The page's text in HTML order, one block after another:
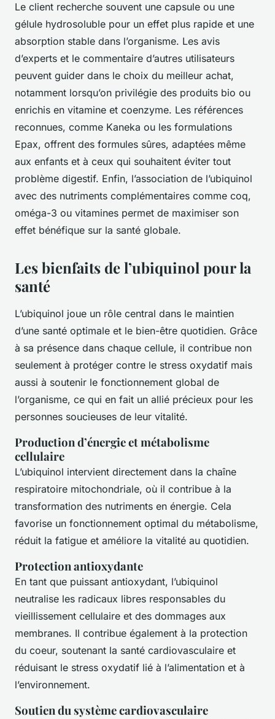
Le client recherche souvent une capsule ou une
gélule hydrosoluble pour un effet plus rapide et une
absorption stable dans l’organisme. Les avis
d’experts et le commentaire d’autres utilisateurs
peuvent guider dans le choix du meilleur achat,
notamment lorsqu’on privilégie des produits bio ou
enrichis en vitamine et coenzyme. Les références
reconnues, comme Kaneka ou les formulations
Epax, offrent des formules sûres, adaptées même
aux enfants et à ceux qui souhaitent éviter tout
problème digestif. Enfin, l’association de l’ubiquinol
avec des nutriments complémentaires comme coq,
oméga-3 ou vitamines permet de maximiser son
effet bénéfique sur la santé globale.
Les bienfaits de l’ubiquinol pour la
santé
L’ubiquinol joue un rôle central dans le maintien
d’une santé optimale et le bien-être quotidien. Grâce
à sa présence dans chaque cellule, il contribue non
seulement à protéger contre le stress oxydatif mais
aussi à soutenir le fonctionnement global de
l’organisme, ce qui en fait un allié précieux pour les
personnes soucieuses de leur vitalité.
Production d’énergie et métabolisme
cellulaire
L’ubiquinol intervient directement dans la chaîne
respiratoire mitochondriale, où il contribue à la
transformation des nutriments en énergie. Cela
favorise un fonctionnement optimal du métabolisme,
réduit la fatigue et améliore la vitalité au quotidien.
Protection antioxydante
En tant que puissant antioxydant, l’ubiquinol
neutralise les radicaux libres responsables du
vieillissement cellulaire et des dommages aux
membranes. Il contribue également à la protection
du coeur, soutenant la santé cardiovasculaire et
réduisant le stress oxydatif lié à l’alimentation et à
l’environnement.
Soutien du système cardiovasculaire